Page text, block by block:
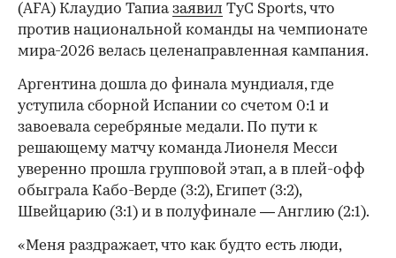
(AFA) Клаудио Тапиазаявил TyC Sports, что
против национальной команды на чемпионате
мира-2026 велась целенаправленная кампания.
Аргентина дошла до финала мундиаля, где
уступила сборной Испании со счетом 0:1 и
завоевала серебряные медали. По пути к
решающему матчу команда Лионеля Месси
уверенно прошла групповой этап, а в плей-офф
обыграла Кабо-Верде (3:2), Египет (3:2),
Швейцарию (3:1) и в полуфинале — Англию (2:1).
«Меня раздражает, что как будто есть люди,